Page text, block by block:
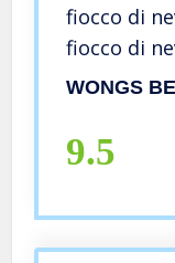
fiocco di
fiocco di
morbida
lato B, 130
WONGS
9.5